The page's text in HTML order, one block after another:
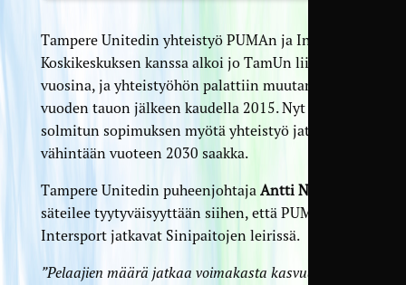
Tampere Unitedin yhteistyö PUMAn ja Intersport
Koskikeskuksen kanssa alkoi jo TamUn liiga­
vuosina, ja yhteistyöhön palattiin muutaman
vuoden tauon jälkeen kaudella 2015. Nyt
solmitun sopimuksen myötä yhteistyö jatkuu
vähintään vuoteen 2030 saakka.
Tampere Unitedin puheenjohtaja Antti Niemistö
säteilee tyytyväisyyttään siihen, että PUMA ja
Intersport jatkavat Sinipaitojen leirissä.
”Pelaajien määrä jatkaa voimakasta kasvuaan, ja